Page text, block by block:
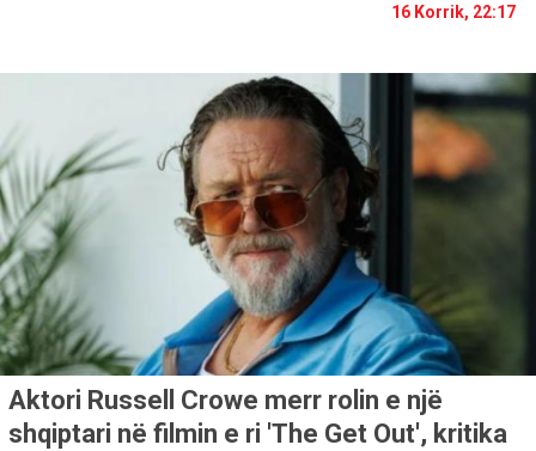
16 Korrik, 22:17
Aktori Russell Crowe merr rolin e një
shqiptari në filmin e ri 'The Get Out', kritika